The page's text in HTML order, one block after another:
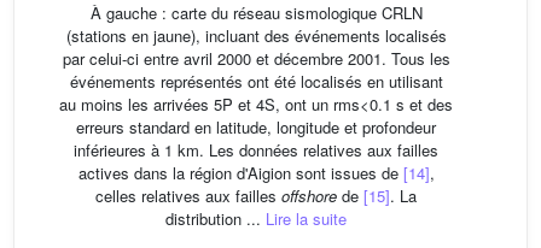
À gauche : carte du réseau sismologique CRLN
(stations en jaune), incluant des événements localisés
par celui-ci entre avril 2000 et décembre 2001. Tous les
événements représentés ont été localisés en utilisant
au moins les arrivées 5P et 4S, ont un rms<0.1 s et des
erreurs standard en latitude, longitude et profondeur
inférieures à 1 km. Les données relatives aux failles
actives dans la région d'Aigion sont issues de [14],
celles relatives aux failles offshore de [15]. La
distribution ... Lire la suite